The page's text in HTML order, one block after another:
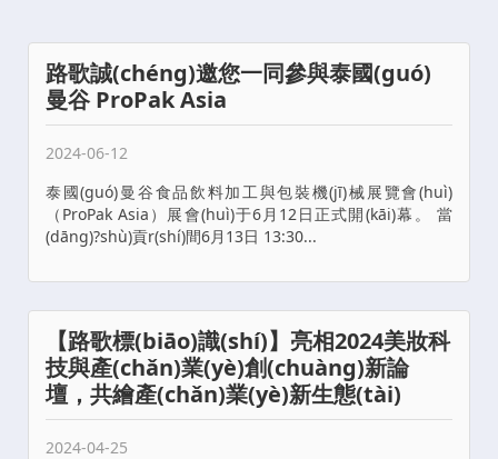
路歌誠(chéng)邀您一同參與泰國(guó)
曼谷 ProPak Asia
2024-06-12
泰國(guó)曼谷食品飲料加工與包裝機(jī)械展覽會(huì)
（ProPak Asia）展會(huì)于6月12日正式開(kāi)幕。 當
(dāng)?shù)貢r(shí)間6月13日 13:30...
【路歌標(biāo)識(shí)】亮相2024美妝科
技與產(chǎn)業(yè)創(chuàng)新論
壇，共繪產(chǎn)業(yè)新生態(tài)
2024-04-25